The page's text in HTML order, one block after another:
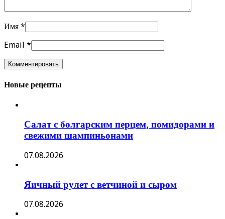
Имя *
Email *
Новые рецепты
Салат с болгарским перцем, помидорами и
свежими шампиньонами
07.08.2026
Яичный рулет с ветчиной и сыром
07.08.2026